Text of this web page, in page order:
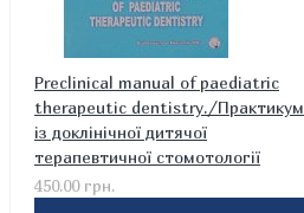
Preclinical manual of paediatric
therapeutic dentistry./Практикум
із доклінічної дитячої
терапевтичної стомотології
450.00 грн.